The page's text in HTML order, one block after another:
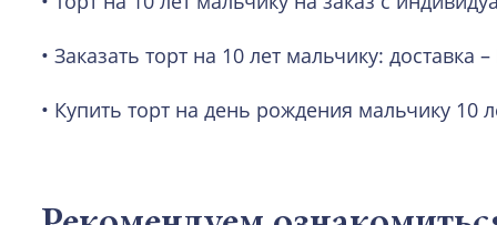
• Заказать торт на 10 лет мальчику: доставка
• Купить торт на день рождения мальчику 10